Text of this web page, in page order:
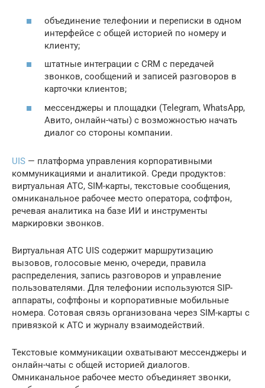
объединение телефонии и переписки в одном
интерфейсе с общей историей по номеру и
клиенту;
штатные интеграции с CRM с передачей
звонков, сообщений и записей разговоров в
карточки клиентов;
мессенджеры и площадки (Telegram, WhatsApp,
Авито, онлайн-чаты) с возможностью начать
диалог со стороны компании.
UIS — платформа управления корпоративными
коммуникациями и аналитикой. Среди продуктов:
виртуальная АТС, SIM-карты, текстовые сообщения,
омниканальное рабочее место оператора, софтфон,
речевая аналитика на базе ИИ и инструменты
маркировки звонков.
Виртуальная АТС UIS содержит маршрутизацию
вызовов, голосовые меню, очереди, правила
распределения, запись разговоров и управление
пользователями. Для телефонии используются SIP-
аппараты, софтфоны и корпоративные мобильные
номера. Сотовая связь организована через SIM-карты с
привязкой к АТС и журналу взаимодействий.
Текстовые коммуникации охватывают мессенджеры и
онлайн-чаты с общей историей диалогов.
Омниканальное рабочее место объединяет звонки,